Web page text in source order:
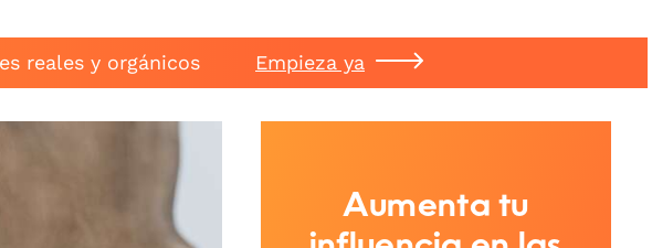
reales y orgánicos Empieza ya
Aumenta tu